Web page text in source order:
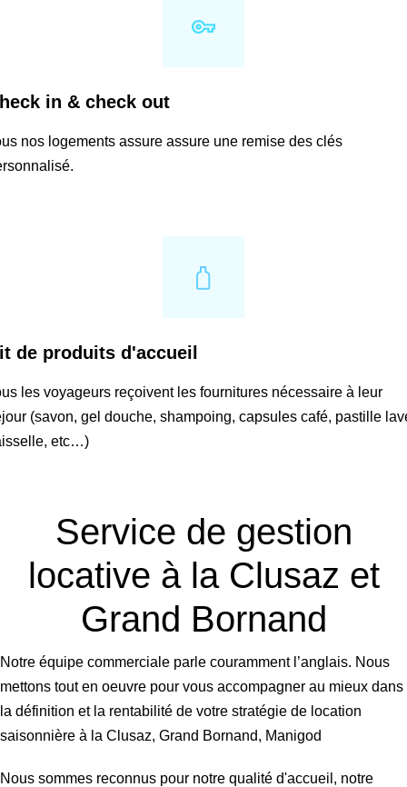
in & check out
nos logements assure assure une remise des clés
de produits d'accueil
les voyageurs reçoivent les fournitures nécessaire à leur
(savon, gel douche, shampoing, capsules café, pastille
etc…)
Service de gestion
locative à la Clusaz et
Grand Bornand
Notre équipe commerciale parle couramment l’anglais. Nous
mettons tout en oeuvre pour vous accompagner au mieux dans
la définition et la rentabilité de votre stratégie de location
saisonnière à la Clusaz, Grand Bornand, Manigod
Nous sommes reconnus pour notre qualité d'accueil, notre